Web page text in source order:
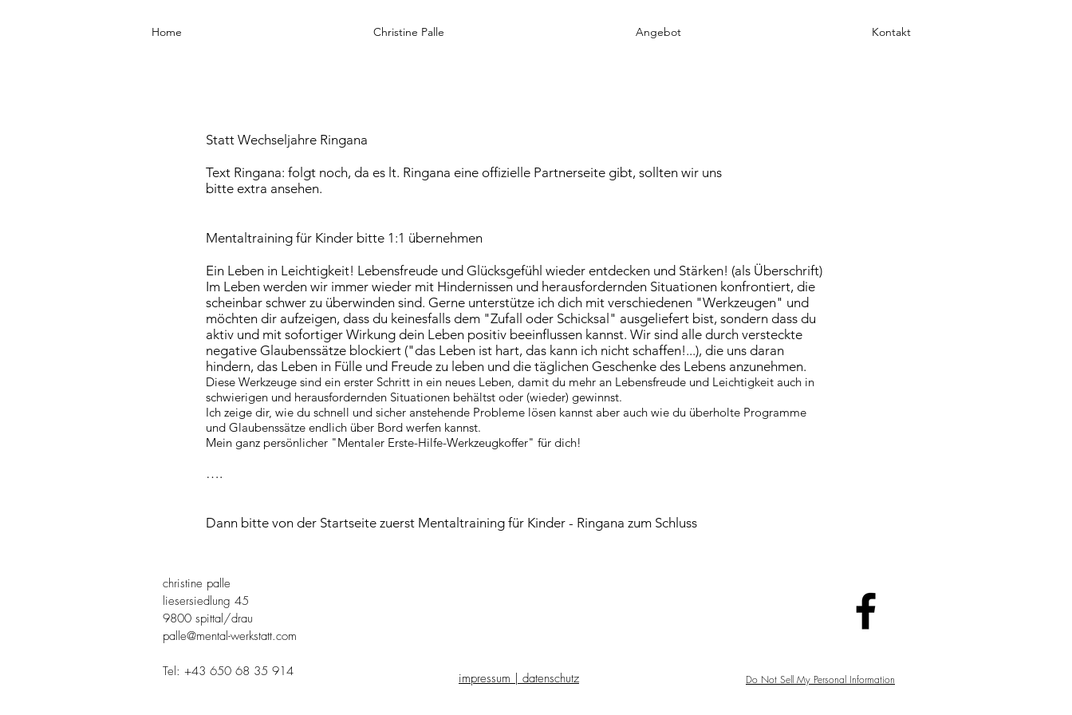
Home Christine Palle Angebot Kontakt
Statt Wechseljahre Ringana
Text Ringana: folgt noch, da es lt. Ringana eine offizielle Partnerseite gibt, sollten wir uns
bitte extra ansehen.
Mentaltraining für Kinder bitte 1:1 übernehmen
Ein Leben in Leichtigkeit! Lebensfreude und Glücksgefühl wieder entdecken und Stärken! (als Überschrift)
Im Leben werden wir immer wieder mit Hindernissen und herausfordernden Situationen konfrontiert, die
scheinbar schwer zu überwinden sind. Gerne unterstütze ich dich mit verschiedenen "Werkzeugen" und
möchten dir aufzeigen, dass du keinesfalls dem "Zufall oder Schicksal" ausgeliefert bist, sondern dass du
aktiv und mit sofortiger Wirkung dein Leben positiv beeinflussen kannst. Wir sind alle durch versteckte
negative Glaubenssätze blockiert ("das Leben ist hart, das kann ich nicht schaffen!...), die uns daran
hindern, das Leben in Fülle und Freude zu leben und die täglichen Geschenke des Lebens anzunehmen.
Diese Werkzeuge sind ein erster Schritt in ein neues Leben, damit du mehr an Lebensfreude und Leichtigkeit auch in
schwierigen und herausfordernden Situationen behältst oder (wieder) gewinnst.
Ich zeige dir, wie du schnell und sicher anstehende Probleme lösen kannst aber auch wie du überholte Programme
und Glaubenssätze endlich über Bord werfen kannst.
Mein ganz persönlicher "Mentaler Erste-Hilfe-Werkzeugkoffer" für dich!
….
Dann bitte von der Startseite zuerst Mentaltraining für Kinder - Ringana zum Schluss
christine palle
liesersiedlung 45
9800 spittal/drau
palle@mental-werkstatt.com
Tel: +43 650 68 35 914 impressum | datenschutz Do Not Sell My Personal Information